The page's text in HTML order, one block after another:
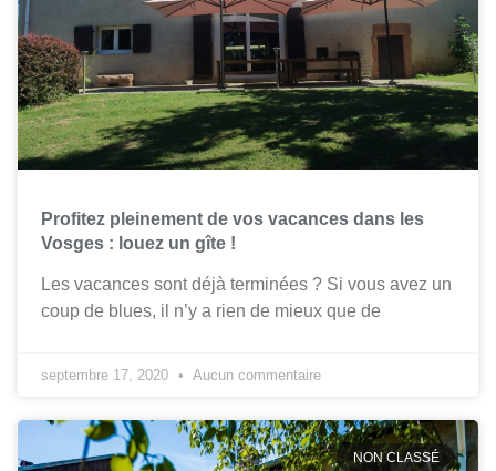
Profitez pleinement de vos vacances dans les
Vosges : louez un gîte !
Les vacances sont déjà terminées ? Si vous avez un
coup de blues, il n’y a rien de mieux que de
septembre 17, 2020 Aucun commentaire
NON CLASSÉ